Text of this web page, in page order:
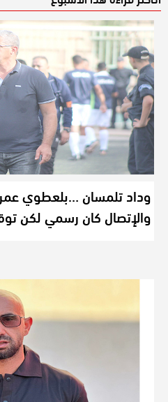
وداد تلمسان …بلعطوي
والإتصال كان رسمي لكن